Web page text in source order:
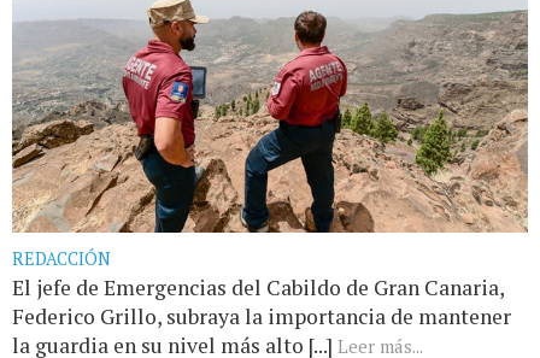
REDACCIÓN
El jefe de Emergencias del Cabildo de Gran Canaria,
Federico Grillo, subraya la importancia de mantener
la guardia en su nivel más alto [...] Leer más...